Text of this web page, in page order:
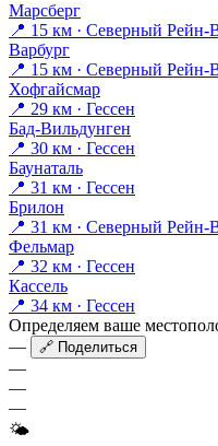
Марсберг
📍 15 км · Северный Рейн-
Варбург
📍 15 км · Северный Рейн-
Хофгайсмар
📍 29 км · Гессен
Бад-Вильдунген
📍 30 км · Гессен
Баунаталь
📍 31 км · Гессен
Брилон
📍 31 км · Северный Рейн-
Фельмар
📍 32 км · Гессен
Кассель
📍 34 км · Гессен
Определяем ваше
—
🔗 Поделиться
—
—
—
🌤